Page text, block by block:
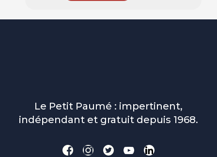
Le Petit Paumé : impertinent,
indépendant et gratuit depuis 1968.